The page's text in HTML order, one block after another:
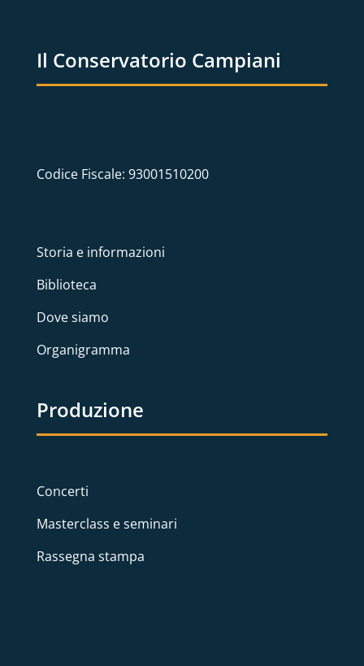
Il Conservatorio Campiani
Codice Fiscale: 93001510200
Storia e informazioni
Biblioteca
Dove siamo
Organigramma
Produzione
Concerti
Masterclass e seminari
Rassegna stampa